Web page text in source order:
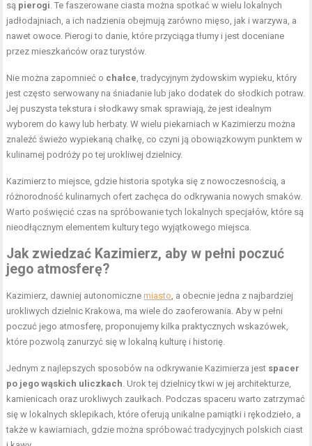
są pierogi. Te faszerowane ciasta można spotkać w wielu lokalnych
jadłodajniach, a ich nadzienia obejmują zarówno mięso, jak i warzywa, a
nawet owoce. Pierogi to danie, które przyciąga tłumy i jest doceniane
przez mieszkańców oraz turystów.
Nie można zapomnieć o chałce, tradycyjnym żydowskim wypieku, który
jest często serwowany na śniadanie lub jako dodatek do słodkich potraw.
Jej puszysta tekstura i słodkawy smak sprawiają, że jest idealnym
wyborem do kawy lub herbaty. W wielu piekarniach w Kazimierzu można
znaleźć świeżo wypiekaną chałkę, co czyni ją obowiązkowym punktem w
kulinarnej podróży po tej urokliwej dzielnicy.
Kazimierz to miejsce, gdzie historia spotyka się z nowoczesnością, a
różnorodność kulinarnych ofert zachęca do odkrywania nowych smaków.
Warto poświęcić czas na spróbowanie tych lokalnych specjałów, które są
nieodłącznym elementem kultury tego wyjątkowego miejsca.
Jak zwiedzać Kazimierz, aby w pełni poczuć
jego atmosferę?
Kazimierz, dawniej autonomicznemiasto, a obecnie jedna z najbardziej
urokliwych dzielnic Krakowa, ma wiele do zaoferowania. Aby w pełni
poczuć jego atmosferę, proponujemy kilka praktycznych wskazówek,
które pozwolą zanurzyć się w lokalną kulturę i historię.
Jednym z najlepszych sposobów na odkrywanie Kazimierza jest spacer
po jego wąskich uliczkach. Urok tej dzielnicy tkwi w jej architekturze,
kamienicach oraz urokliwych zaułkach. Podczas spaceru warto zatrzymać
się w lokalnych sklepikach, które oferują unikalne pamiątki i rękodzieło, a
także w kawiarniach, gdzie można spróbować tradycyjnych polskich ciast